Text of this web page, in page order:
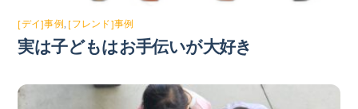
[デイ]事例, [フレンド]事例
実は子どもはお手伝いが大好き